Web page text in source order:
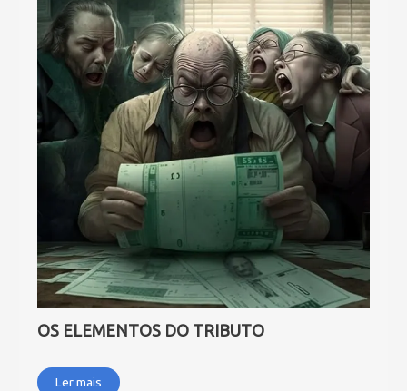
OS ELEMENTOS DO TRIBUTO
Ler mais